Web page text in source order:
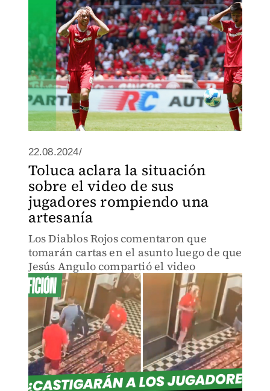
22.08.2024/
Toluca aclara la situación
sobre el video de sus
jugadores rompiendo una
artesanía
Los Diablos Rojos comentaron que
tomarán cartas en el asunto luego de que
Jesús Angulo compartió el video